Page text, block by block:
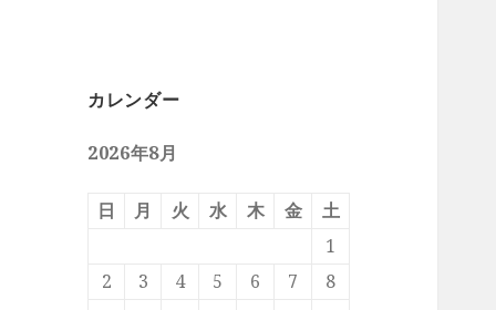
カレンダー
2026年8月
日 月 火 水 木 金
土
1
2
3 4 5 6 7
8